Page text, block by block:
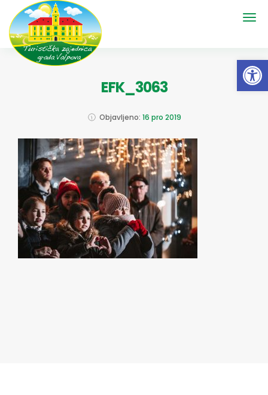
EFK_3063
Objavljeno: 16 pro 2019